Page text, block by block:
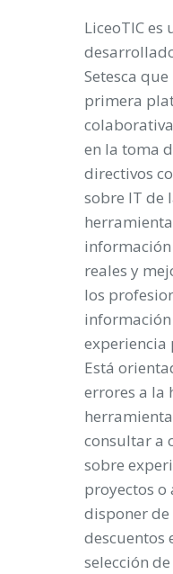
LiceoTIC es
Setesca
primera
en la toma
directivos
sobre IT de
reales y
los
Está
errores a la
consultar a
sobre
proyectos o
disponer
descuentos
selección